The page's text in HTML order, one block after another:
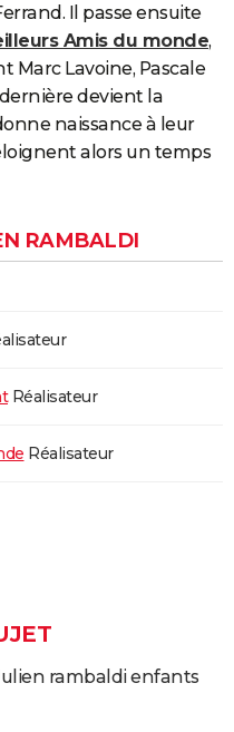
Il passe ensuite
Amis du monde,
Marc Lavoine, Pascale
devient la
naissance à leur
alors un temps
RAMBALDI
Réalisateur
Réalisateur
rambaldi enfants